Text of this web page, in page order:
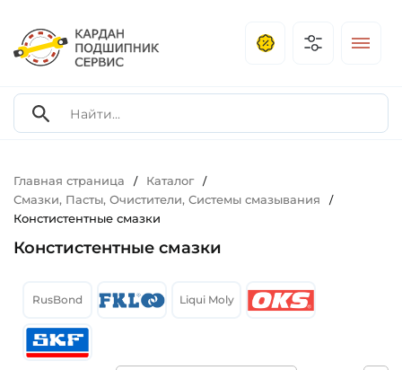
Главная страница / Каталог /
Смазки, Пасты, Очистители, Системы смазывания /
Констистентные смазки
Констистентные смазки
RusBond Liqui Moly